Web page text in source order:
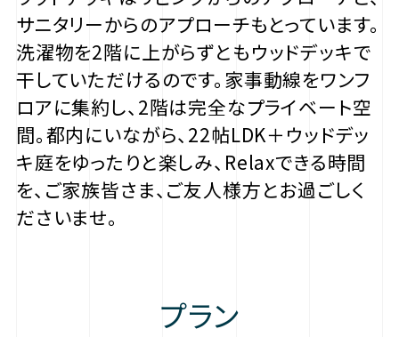
サニタリーからのアプローチもとっています。
洗濯物を2階に上がらずともウッドデッキで
干していただけるのです。家事動線をワンフ
ロアに集約し、2階は完全なプライベート空
間。都内にいながら、22帖LDK＋ウッドデッ
キ庭をゆったりと楽しみ、Relaxできる時間
を、ご家族皆さま、ご友人様方とお過ごしく
ださいませ。
プラン